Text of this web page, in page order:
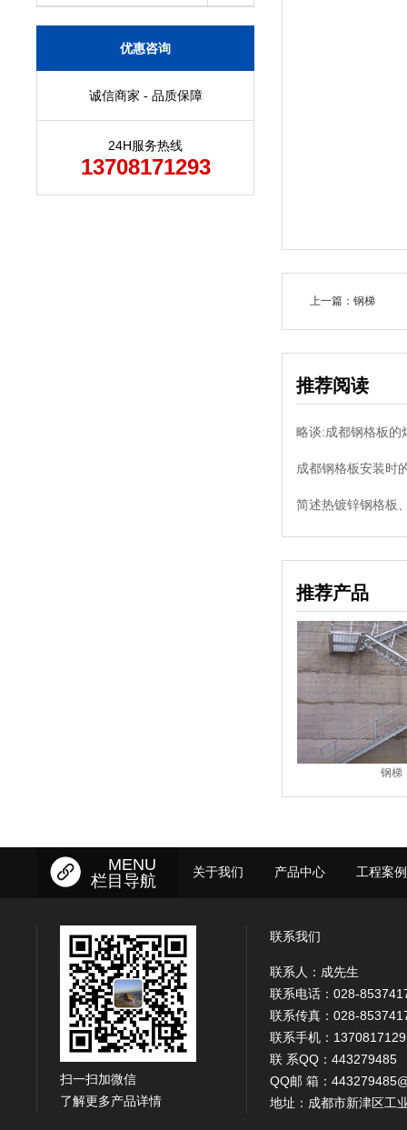
优惠咨询
诚信商家 - 品质保障
24H服务热线
13708171293
上一篇：钢梯
推荐阅读
略谈:成都钢格板的
成都钢格板安装时
简述热镀锌钢格板
推荐产品
钢梯
MENU
栏目导航
关于我们 产品中心 工程案例
扫一扫加微信
了解更多产品详情
联系我们
联系人：成先生
联系电话：028-
联系传真：028-
联系手机：
联 系QQ：443279485
QQ邮 箱：
地址：成都市新津区工